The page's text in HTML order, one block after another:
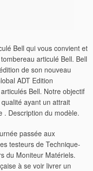
Bell qui vous convient et
articulé Bell. Bell
de son nouveau
ADT Edition
Bell. Notre objectif
ayant un attrait
. Description du modèle.
passée aux
testeurs de Technique-
du Moniteur Matériels.
à se voir livrer un